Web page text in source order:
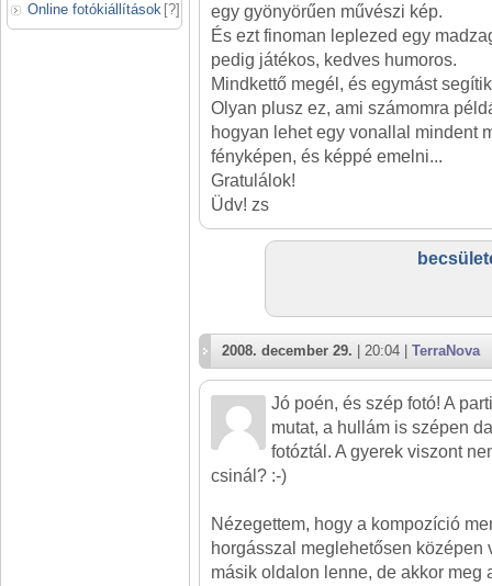
Online fotókiállítások [?]
egy gyönyörűen művészi kép.
És ezt finoman leplezed egy
pedig játékos, kedves humoros.
Mindkettő megél, és egymást
Olyan plusz ez, ami számomra
hogyan lehet egy vonallal mindent
fényképen, és képpé emelni...
Gratulálok!
Üdv! zs
2008. december 29. | 20:04 | TerraNova
Jó poén, és szép fotó! A
mutat, a hullám is szépen
fotóztál. A gyerek viszont
csinál? :-)
Nézegettem, hogy a kompozíció
horgásszal meglehetősen középen
másik oldalon lenne, de akkor meg